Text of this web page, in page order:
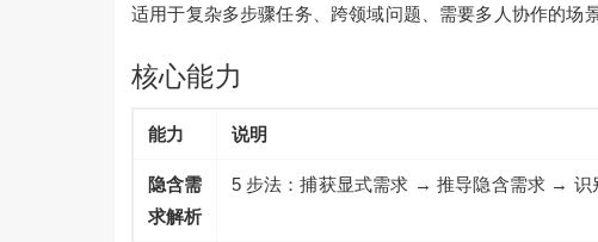
适用于复杂多步骤任务、跨领域问题、需要多人协作的场
核心能力
能力 说明
隐含需
求解析
5 步法：捕获显式需求 → 推导隐含需求 →